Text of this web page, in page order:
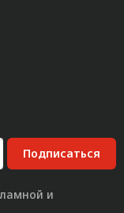
Подписаться
и